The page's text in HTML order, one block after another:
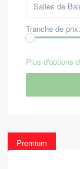
Salles de
Tranche de prix:
Plus d'options
Premium